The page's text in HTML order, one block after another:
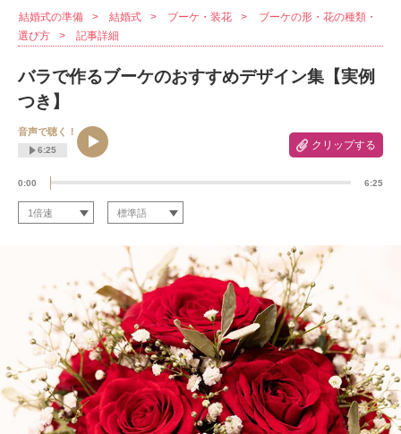
結婚式の準備 結婚式 ブーケ・装花
ブーケの形・花の種類・
選び方
記事詳細
バラで作るブーケのおすすめデザイン集【実例
つき】
クリップする
音声で聴く！
6:25
0:00 6:25